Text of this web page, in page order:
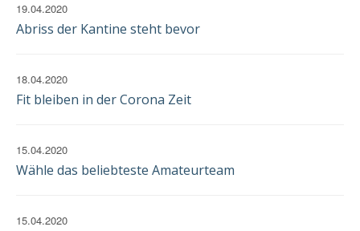
19.04.2020
Abriss der Kantine steht bevor
18.04.2020
Fit bleiben in der Corona Zeit
15.04.2020
Wähle das beliebteste Amateurteam
15.04.2020